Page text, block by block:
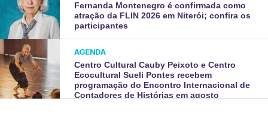
Fernanda Montenegro é confirmada como
atração da FLIN 2026 em Niterói; confira os
participantes
AGENDA
Centro Cultural Cauby Peixoto e Centro
Ecocultural Sueli Pontes recebem
programação do Encontro Internacional de
Contadores de Histórias em agosto